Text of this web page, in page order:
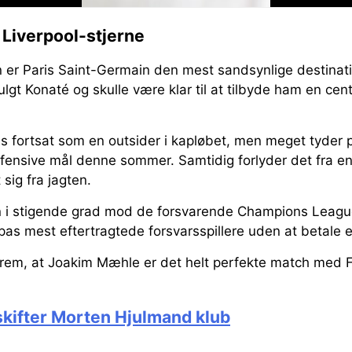
stjerne
er Paris Saint-Germain den mest sandsynlige
Konaté og skulle være klar til at tilbyde ham en
fortsat som en outsider i kapløbet, men meget tyder
mål denne sommer. Samtidig forlyder det fra
sig fra jagten.
i stigende grad mod de forsvarende Champions
mest eftertragtede forsvarsspillere uden at betale
at Joakim Mæhle er det helt perfekte match med
Morten Hjulmand klub